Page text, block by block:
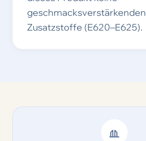
geschmacksverstärkenden
Zusatzstoffe (E620–E625).